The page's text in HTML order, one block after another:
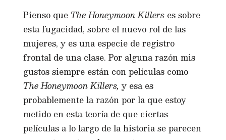
Pienso que The Honeymoon Killers es sobre
esta fugacidad, sobre el nuevo rol de las
mujeres, y es una especie de registro
frontal de una clase. Por alguna razón mis
gustos siempre están con películas como
The Honeymoon Killers,y esa es
probablemente la razón por la que estoy
metido en esta teoría de que ciertas
películas a lo largo de la historia se parecen